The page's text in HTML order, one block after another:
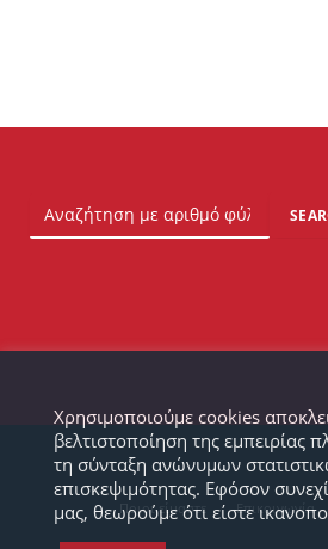
Ποιοι είμαστε Επικοινωνία
Χρησιμοποιούμε cookies
βελτιστοποίηση της εμπειρίας
τη σύνταξη ανώνυμων
επισκεψιμότητας. Εφόσον
μας, θεωρούμε ότι είστε